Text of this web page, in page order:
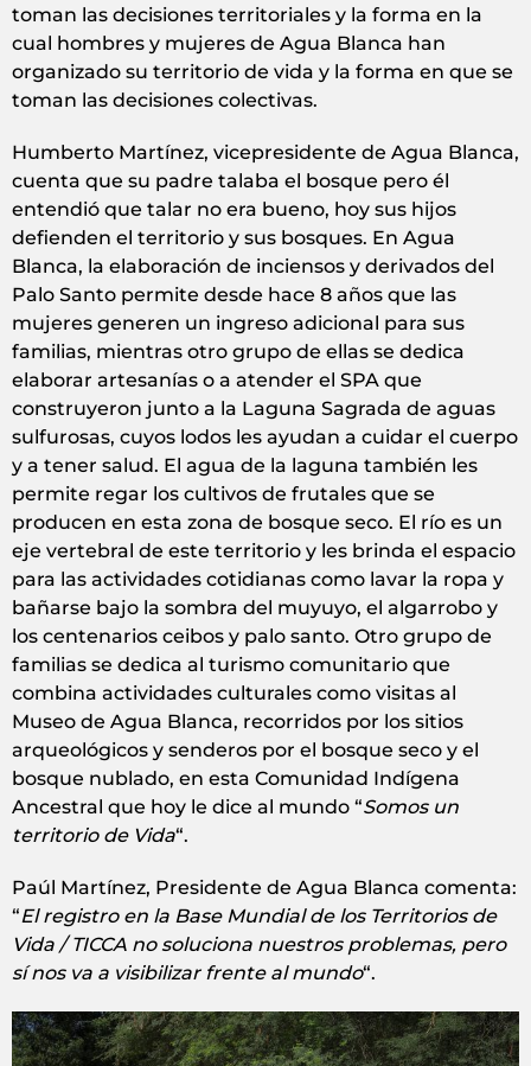
toman las decisiones territoriales y la forma en la
cual hombres y mujeres de Agua Blanca han
organizado su territorio de vida y la forma en que se
toman las decisiones colectivas.
Humberto Martínez, vicepresidente de Agua Blanca,
cuenta que su padre talaba el bosque pero él
entendió que talar no era bueno, hoy sus hijos
defienden el territorio y sus bosques. En Agua
Blanca, la elaboración de inciensos y derivados del
Palo Santo permite desde hace 8 años que las
mujeres generen un ingreso adicional para sus
familias, mientras otro grupo de ellas se dedica
elaborar artesanías o a atender el SPA que
construyeron junto a la Laguna Sagrada de aguas
sulfurosas, cuyos lodos les ayudan a cuidar el cuerpo
y a tener salud. El agua de la laguna también les
permite regar los cultivos de frutales que se
producen en esta zona de bosque seco. El río es un
eje vertebral de este territorio y les brinda el espacio
para las actividades cotidianas como lavar la ropa y
bañarse bajo la sombra del muyuyo, el algarrobo y
los centenarios ceibos y palo santo. Otro grupo de
familias se dedica al turismo comunitario que
combina actividades culturales como visitas al
Museo de Agua Blanca, recorridos por los sitios
arqueológicos y senderos por el bosque seco y el
bosque nublado, en esta Comunidad Indígena
Ancestral que hoy le dice al mundo “Somos un
territorio de Vida“.
Paúl Martínez, Presidente de Agua Blanca comenta:
“El registro en la Base Mundial de los Territorios de
Vida / TICCA no soluciona nuestros problemas, pero
sí nos va a visibilizar frente al mundo“.